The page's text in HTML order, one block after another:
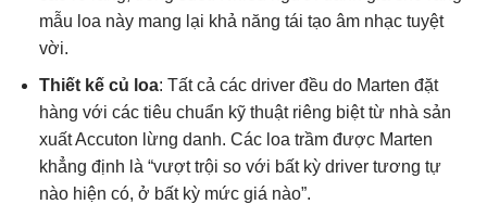
mẫu loa này mang lại khả năng tái tạo âm nhạc tuyệt
vời.
Thiết kế củ loa: Tất cả các driver đều do Marten đặt
hàng với các tiêu chuẩn kỹ thuật riêng biệt từ nhà sản
xuất Accuton lừng danh. Các loa trầm được Marten
khẳng định là “vượt trội so với bất kỳ driver tương tự
nào hiện có, ở bất kỳ mức giá nào”.